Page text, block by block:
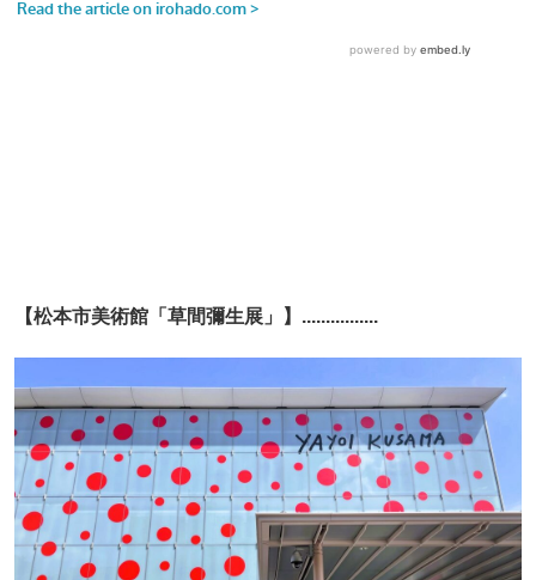
【松本市美術館「草間彌生展」】................